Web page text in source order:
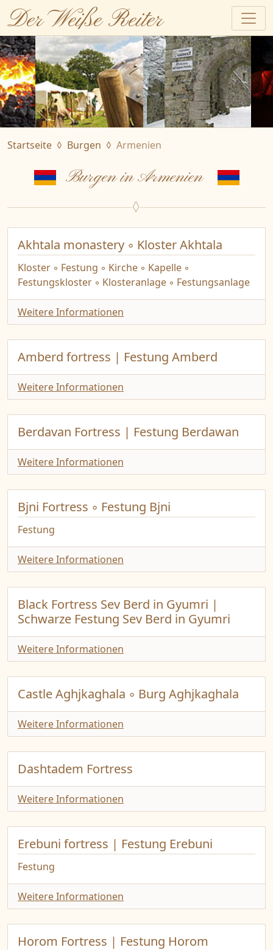
Der Weiße Reiter
Startseite Burgen Armenien
Burgen in Armenien
Akhtala monastery ◦ Kloster Akhtala
Kloster ◦ Festung ◦ Kirche ◦ Kapelle ◦
Festungskloster ◦ Klosteranlage ◦ Festungsanlage
Weitere Informationen
Amberd fortress | Festung Amberd
Weitere Informationen
Berdavan Fortress | Festung Berdawan
Weitere Informationen
Bjni Fortress ◦ Festung Bjni
Festung
Weitere Informationen
Black Fortress Sev Berd in Gyumri |
Schwarze Festung Sev Berd in Gyumri
Weitere Informationen
Castle Aghjkaghala ◦ Burg Aghjkaghala
Weitere Informationen
Dashtadem Fortress
Weitere Informationen
Erebuni fortress | Festung Erebuni
Festung
Weitere Informationen
Horom Fortress | Festung Horom